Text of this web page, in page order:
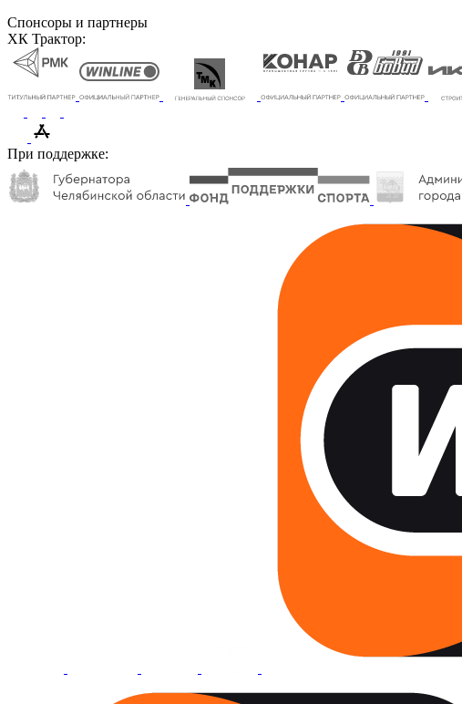
Спонсоры и партнеры
ХК Трактор:
При поддержке: